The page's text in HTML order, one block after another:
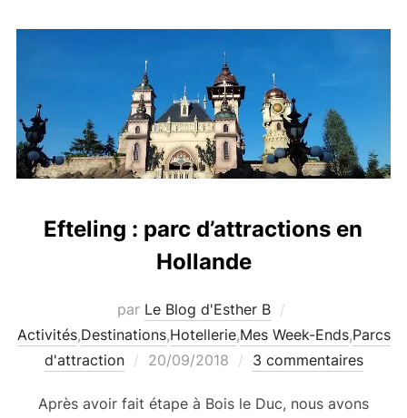
Efteling : parc d’attractions en
Hollande
par Le Blog d'Esther B
Activités,Destinations,Hotellerie,Mes Week-Ends,Parcs
d'attraction
Publié
20/09/2018 3 commentaires
Après avoir fait étape à Bois le Duc, nous avons